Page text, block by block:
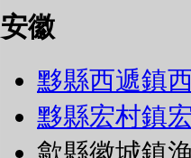
安徽
黟縣西遞鎮
黟縣宏村鎮